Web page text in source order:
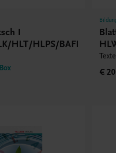
I
HLT/HLPS/BAFEP/
Texte
€